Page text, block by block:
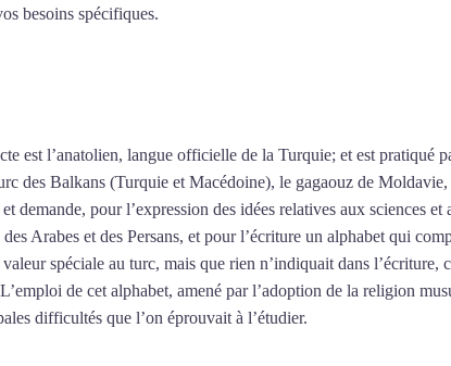
besoins spécifiques.
est l’anatolien, langue officielle de la Turquie; et est pratiqué
des Balkans (Turquie et Macédoine), le gagaouz de
pour l’expression des idées relatives aux sciences
Arabes et des Persans, et pour l’écriture un alphabet qui
spéciale au turc, mais que rien n’indiquait dans l’écriture,
de cet alphabet, amené par l’adoption de la religion
difficultés que l’on éprouvait à l’étudier.